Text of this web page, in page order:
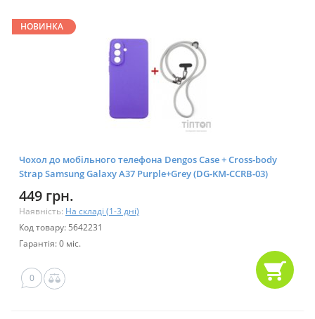
НОВИНКА
Чохол до мобільного телефона Dengos Case + Cross-body
Strap Samsung Galaxy A37 Purple+Grey (DG-KM-CCRB-03)
449 грн.
Наявність: На складі (1-3 дні)
Код товару: 5642231
Гарантія: 0 міс.
0